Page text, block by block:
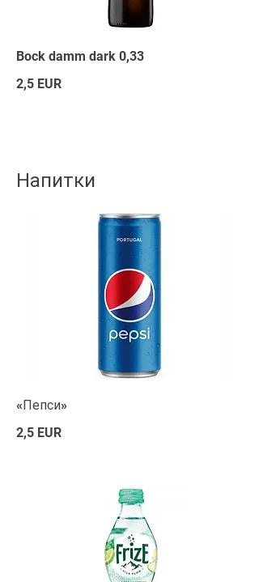
Bock damm dark 0,33
2,5 EUR
Напитки
«Пепси»
2,5 EUR